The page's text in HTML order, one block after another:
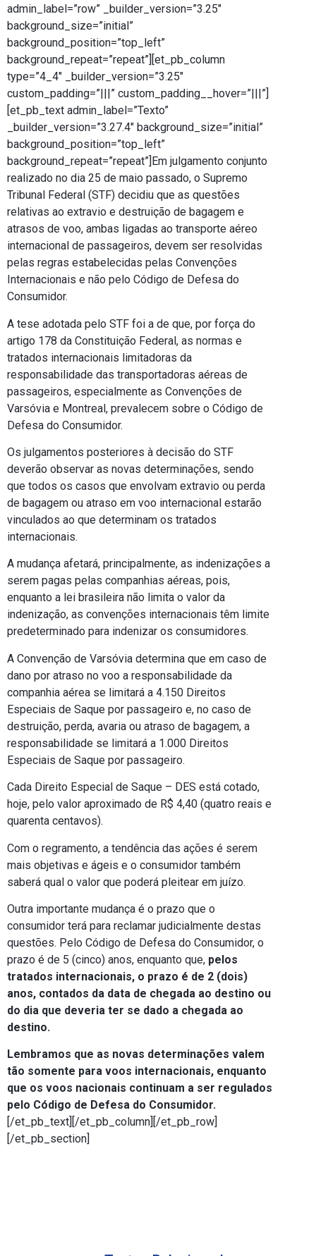
admin_label=”row” _builder_version=”3.25″
background_size=”initial”
background_position=”top_left”
background_repeat=”repeat”][et_pb_column
type=”4_4″ _builder_version=”3.25″
custom_padding=”|||” custom_padding__hover=”|||”]
[et_pb_text admin_label=”Texto”
_builder_version=”3.27.4″ background_size=”initial”
background_position=”top_left”
background_repeat=”repeat”]Em julgamento conjunto
realizado no dia 25 de maio passado, o Supremo
Tribunal Federal (STF) decidiu que as questões
relativas ao extravio e destruição de bagagem e
atrasos de voo, ambas ligadas ao transporte aéreo
internacional de passageiros, devem ser resolvidas
pelas regras estabelecidas pelas Convenções
Internacionais e não pelo Código de Defesa do
Consumidor.
A tese adotada pelo STF foi a de que, por força do
artigo 178 da Constituição Federal, as normas e
tratados internacionais limitadoras da
responsabilidade das transportadoras aéreas de
passageiros, especialmente as Convenções de
Varsóvia e Montreal, prevalecem sobre o Código de
Defesa do Consumidor.
Os julgamentos posteriores à decisão do STF
deverão observar as novas determinações, sendo
que todos os casos que envolvam extravio ou perda
de bagagem ou atraso em voo internacional estarão
vinculados ao que determinam os tratados
internacionais.
A mudança afetará, principalmente, as indenizações a
serem pagas pelas companhias aéreas, pois,
enquanto a lei brasileira não limita o valor da
indenização, as convenções internacionais têm limite
predeterminado para indenizar os consumidores.
A Convenção de Varsóvia determina que em caso de
dano por atraso no voo a responsabilidade da
companhia aérea se limitará a 4.150 Direitos
Especiais de Saque por passageiro e, no caso de
destruição, perda, avaria ou atraso de bagagem, a
responsabilidade se limitará a 1.000 Direitos
Especiais de Saque por passageiro.
Cada Direito Especial de Saque – DES está cotado,
hoje, pelo valor aproximado de R$ 4,40 (quatro reais e
quarenta centavos).
Com o regramento, a tendência das ações é serem
mais objetivas e ágeis e o consumidor também
saberá qual o valor que poderá pleitear em juízo.
Outra importante mudança é o prazo que o
consumidor terá para reclamar judicialmente destas
questões. Pelo Código de Defesa do Consumidor, o
prazo é de 5 (cinco) anos, enquanto que, pelos
tratados internacionais, o prazo é de 2 (dois)
anos, contados da data de chegada ao destino ou
do dia que deveria ter se dado a chegada ao
destino.
Lembramos que as novas determinações valem
tão somente para voos internacionais, enquanto
que os voos nacionais continuam a ser regulados
pelo Código de Defesa do Consumidor.
[/et_pb_text][/et_pb_column][/et_pb_row]
[/et_pb_section]